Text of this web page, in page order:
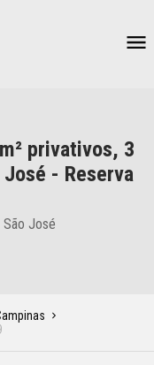
privativos, 3
José - Reserva
São José